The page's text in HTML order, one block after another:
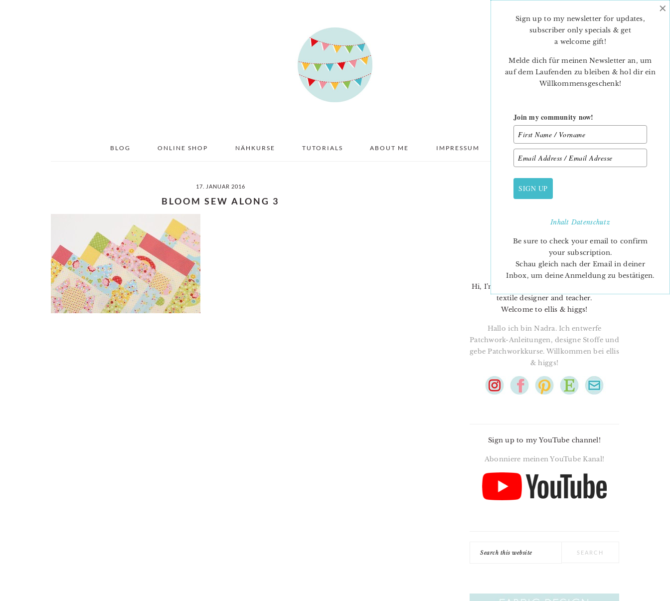
BLOG ONLINE SHOP NÄHKURSE TUTORIALS ABOUT ME IMPRESSUM DATENSCHUTZ
17. JANUAR 2016
BLOOM SEW ALONG 3
PRIMARY
SIDEBAR
Hi, I’m Nadra. I’m a quilt pattern designer,
textile designer and teacher.
Welcome to ellis & higgs!
Hallo ich bin Nadra. Ich entwerfe
Patchwork-Anleitungen, designe Stoffe und
gebe Patchworkkurse. Willkommen bei ellis
& higgs!
Sign up to my YouTube channel!
Abonniere meinen YouTube Kanal!
Sign up to my newsletter for updates,
subscriber only specials & get
a welcome gift!
Melde dich für meinen Newsletter an, um
auf dem Laufenden zu bleiben & hol dir ein
Willkommensgeschenk!
Join my community now!
SIGN UP
InhaltDatenschutz
Be sure to check your email to confirm
your subscription.
Schau gleich nach der Email in deiner
Inbox, um deine Anmeldung zu bestätigen.
×